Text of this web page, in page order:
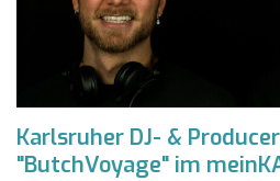
Karlsruher DJ- &
"ButchVoyage" im